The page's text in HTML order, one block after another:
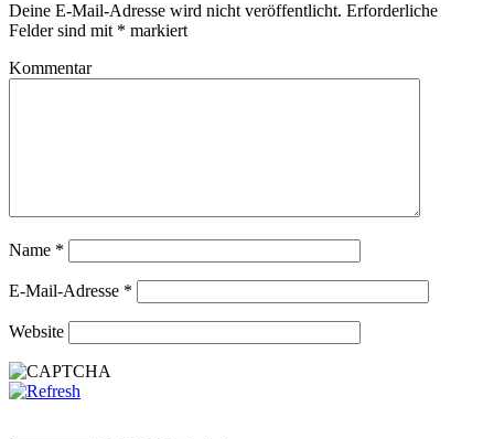
Deine E-Mail-Adresse wird nicht veröffentlicht. Erforderliche
Felder sind mit * markiert
Kommentar
Name *
E-Mail-Adresse *
Website